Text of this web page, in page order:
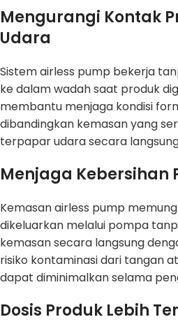
Mengurangi Kontak
Udara
Sistem airless pump bekerja
ke dalam wadah saat produk
membantu menjaga kondisi
dibandingkan kemasan yang
terpapar udara secara
Menjaga Kebersihan
Kemasan airless pump
dikeluarkan melalui pompa
kemasan secara langsung
risiko kontaminasi dari tangan
dapat diminimalkan selama
Dosis Produk Lebih